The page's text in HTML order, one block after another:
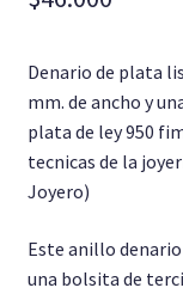
Anillo Unisex
Cadenas
base a
un cliente
Denario de plata
mm. de ancho y
plata de ley 950
tecnicas de la
Joyero)
Este anillo
una bolsita de